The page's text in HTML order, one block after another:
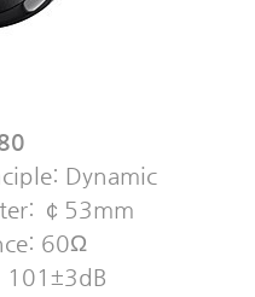
Dynamic
￠53mm
60Ω
101±3dB